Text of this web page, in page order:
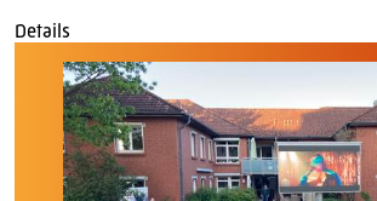
Details